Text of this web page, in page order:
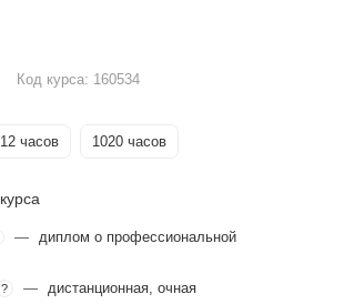
Код курса: 160534
часов 1020 часов
—
диплом о профессиональной
? —
дистанционная, очная